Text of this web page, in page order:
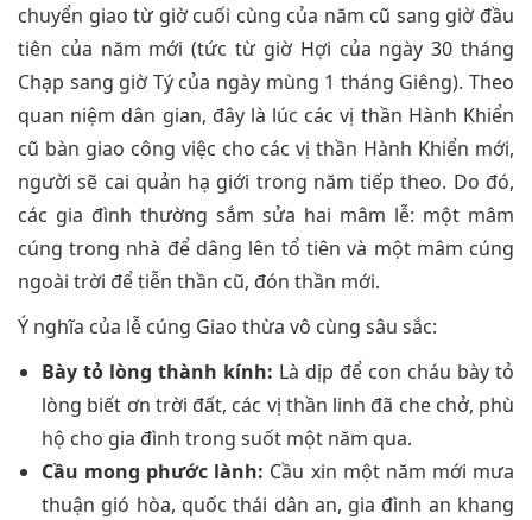
chuyển giao từ giờ cuối cùng của năm cũ sang giờ đầu
tiên của năm mới (tức từ giờ Hợi của ngày 30 tháng
Chạp sang giờ Tý của ngày mùng 1 tháng Giêng). Theo
quan niệm dân gian, đây là lúc các vị thần Hành Khiển
cũ bàn giao công việc cho các vị thần Hành Khiển mới,
người sẽ cai quản hạ giới trong năm tiếp theo. Do đó,
các gia đình thường sắm sửa hai mâm lễ: một mâm
cúng trong nhà để dâng lên tổ tiên và một mâm cúng
ngoài trời để tiễn thần cũ, đón thần mới.
Ý nghĩa của lễ cúng Giao thừa vô cùng sâu sắc:
Bày tỏ lòng thành kính: Là dịp để con cháu bày tỏ
lòng biết ơn trời đất, các vị thần linh đã che chở, phù
hộ cho gia đình trong suốt một năm qua.
Cầu mong phước lành: Cầu xin một năm mới mưa
thuận gió hòa, quốc thái dân an, gia đình an khang